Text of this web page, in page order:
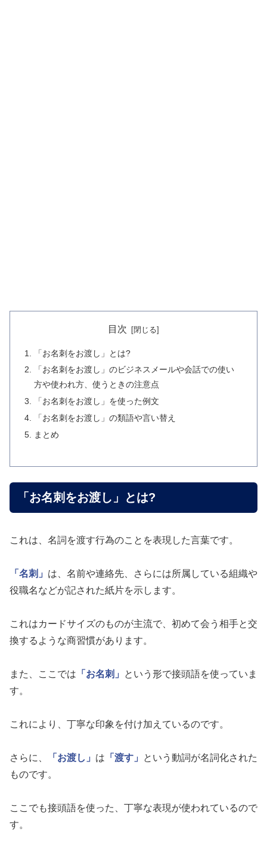
目次
「お名刺をお渡し」とは?
「お名刺をお渡し」のビジネスメールや会話での使い
方や使われ方、使うときの注意点
「お名刺をお渡し」を使った例文
「お名刺をお渡し」の類語や言い替え
まとめ
「お名刺をお渡し」とは?
これは、名詞を渡す行為のことを表現した言葉です。
「名刺」 は、名前や連絡先、さらには所属している組織や
役職名などが記された紙片を示します。
これはカードサイズのものが主流で、初めて会う相手と交
換するような商習慣があります。
また、ここでは 「お名刺」
という形で接頭語を使っていま
す。
これにより、丁寧な印象を付け加えているのです。
さらに、 「お渡し」 は 「渡す」
という動詞が名詞化された
ものです。
ここでも接頭語を使った、丁寧な表現が使われているので
す。